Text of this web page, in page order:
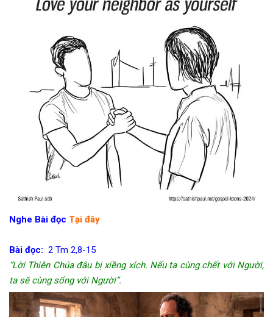
Nghe Bài đọc Tại đây
Bài đọc: 2 Tm 2,8-15
“Lời Thiên Chúa đâu bị xiềng xích. Nếu ta cùng chết với Người,
ta sẽ cùng sống với Người”.